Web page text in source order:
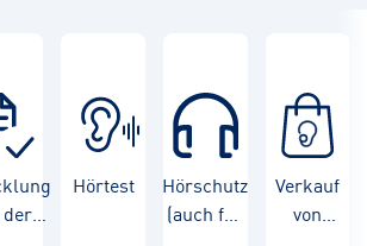
Hörtest
Hörschutz
(auch für
Verkauf
von